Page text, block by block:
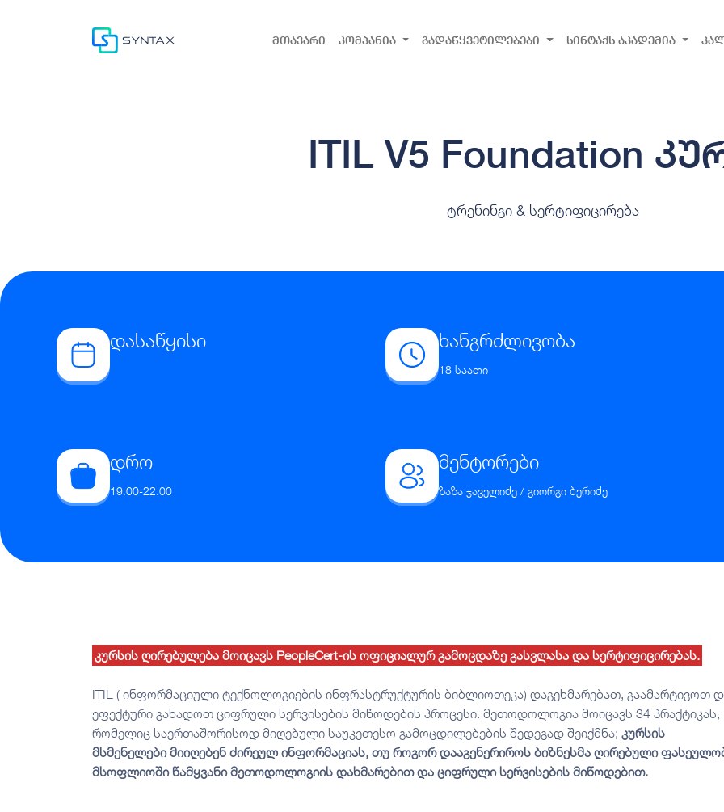
მთავარი კომპანია გადაწყვეტილებები სინტაქს აკადემია
ITIL V5 Foundation
ტრენინგი & სერტიფიცირება
დასაწყისი
დრო
19:00-22:00
ხანგრძლივობა
18 საათი
მენტორები
ზაზა ჯაველიძე / გიორგი ბერიძე
კურსის ღირებულება მოიცავს PeopleCert-ის ოფიციალურ გამოცდაზე გასვლასა და სერტიფიცირებას.
ITIL ( ინფორმაციული ტექნოლოგიების ინფრასტრუქტურის ბიბლიოთეკა) დაგეხმარებათ, გაამარტივოთ
ეფექტური გახადოთ ციფრული სერვისების მიწოდების პროცესი. მეთოდოლოგია მოიცავს 34 პრაქტიკას,
რომელიც საერთაშორისოდ მიღებული საუკეთესო გამოცდილებების შედეგად შეიქმნა; კურსის
მსმენელები მიიღებენ ძირეულ ინფორმაციას, თუ როგორ დააგენერიროს ბიზნესმა ღირებული
მსოფლიოში წამყვანი მეთოდოლოგიის დახმარებით და ციფრული სერვისების მიწოდებით.